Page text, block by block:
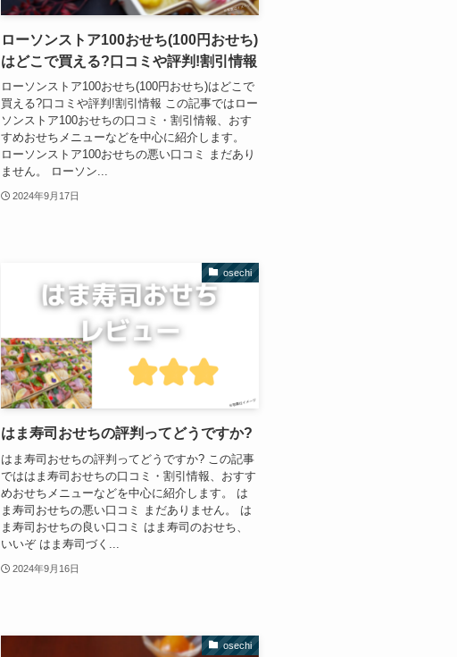
ローソンストア100おせち(100円おせち)
はどこで買える?口コミや評判!割引情報
ローソンストア100おせち(100円おせち)はどこで
買える?口コミや評判!割引情報 この記事ではロー
ソンストア100おせちの口コミ・割引情報、おす
すめおせちメニューなどを中心に紹介します。
ローソンストア100おせちの悪い口コミ まだあり
ません。 ローソン...
2024年9月17日
osechi
はま寿司おせちの評判ってどうですか?
はま寿司おせちの評判ってどうですか? この記事
でははま寿司おせちの口コミ・割引情報、おすす
めおせちメニューなどを中心に紹介します。 は
ま寿司おせちの悪い口コミ まだありません。 は
ま寿司おせちの良い口コミ はま寿司のおせち、
いいぞ はま寿司づく...
2024年9月16日
osechi